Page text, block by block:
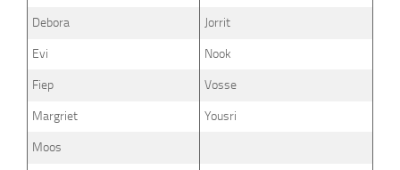
Debora Jorrit
Evi Nook
Fiep Vosse
Margriet Yousri
Moos